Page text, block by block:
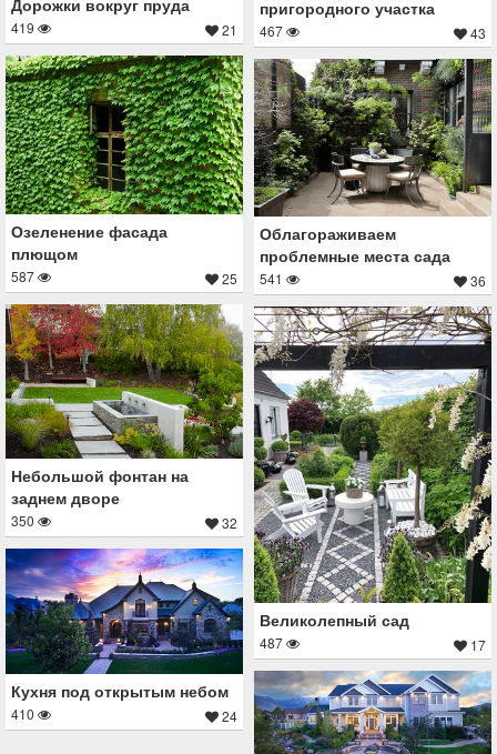
пригородного участка
467 43
Дорожки вокруг пруда
419 21
Озеленение фасада
плющом
587 25
Облагораживаем
проблемные места сада
541 36
Небольшой фонтан на
заднем дворе
350 32
Великолепный сад
487 17
Кухня под открытым небом
410 24